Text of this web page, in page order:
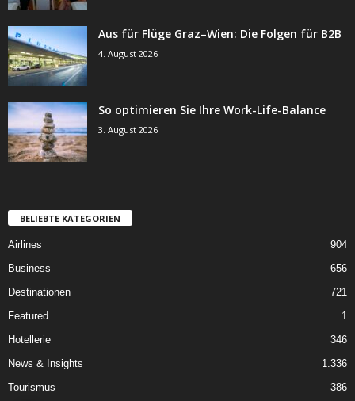
Aus für Flüge Graz–Wien: Die Folgen für B2B
4. August 2026
So optimieren Sie Ihre Work-Life-Balance
3. August 2026
BELIEBTE KATEGORIEN
Airlines
904
Business
656
Destinationen
721
Featured
1
Hotellerie
346
News & Insights
1.336
Tourismus
386